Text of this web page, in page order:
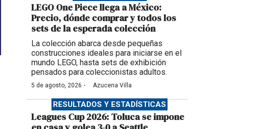
LEGO One Piece llega a México:
Precio, dónde comprar y todos los
sets de la esperada colección
La colección abarca desde pequeñas
construcciones ideales para iniciarse en el
mundo LEGO, hasta sets de exhibición
pensados para coleccionistas adultos.
5 de agosto, 2026 · Azucena Villa
RESULTADOS Y ESTADÍSTICAS
Leagues Cup 2026: Toluca se impone